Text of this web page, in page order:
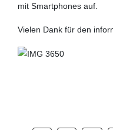
mit Smartphones auf.
Vielen Dank für den